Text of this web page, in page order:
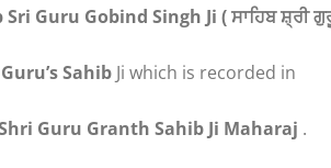
Guru Gobind Singh Ji ( ਸਾਹਿਬ ਸ਼੍ਰੀ
Sahib Ji which is recorded in
Guru Granth Sahib Ji Maharaj .